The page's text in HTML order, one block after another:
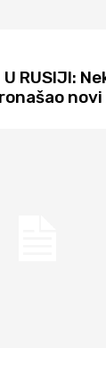
U RUSIJI: